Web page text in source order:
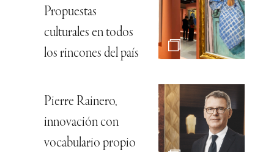
Propuestas
culturales en todos
los rincones del país
Pierre Rainero,
innovación con
vocabulario propio